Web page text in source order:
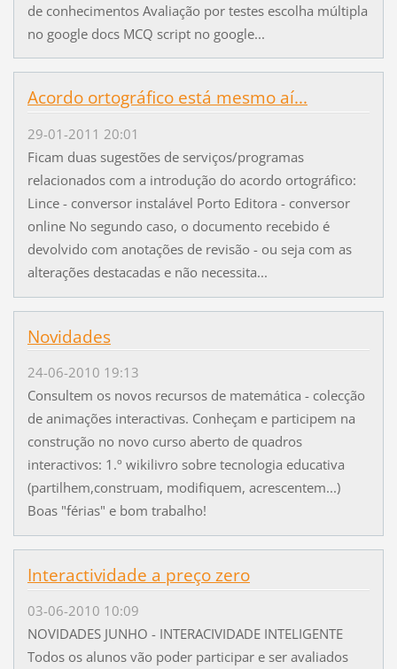
de conhecimentos Avaliação por testes escolha múltipla
no google docs MCQ script no google...
Acordo ortográfico está mesmo aí...
29-01-2011 20:01
Ficam duas sugestões de serviços/programas
relacionados com a introdução do acordo ortográfico:
Lince - conversor instalável Porto Editora - conversor
online No segundo caso, o documento recebido é
devolvido com anotações de revisão - ou seja com as
alterações destacadas e não necessita...
Novidades
24-06-2010 19:13
Consultem os novos recursos de matemática - colecção
de animações interactivas. Conheçam e participem na
construção no novo curso aberto de quadros
interactivos: 1.º wikilivro sobre tecnologia educativa
(partilhem,construam, modifiquem, acrescentem...)
Boas "férias" e bom trabalho!
Interactividade a preço zero
03-06-2010 10:09
NOVIDADES JUNHO - INTERACIVIDADE INTELIGENTE
Todos os alunos vão poder participar e ser avaliados